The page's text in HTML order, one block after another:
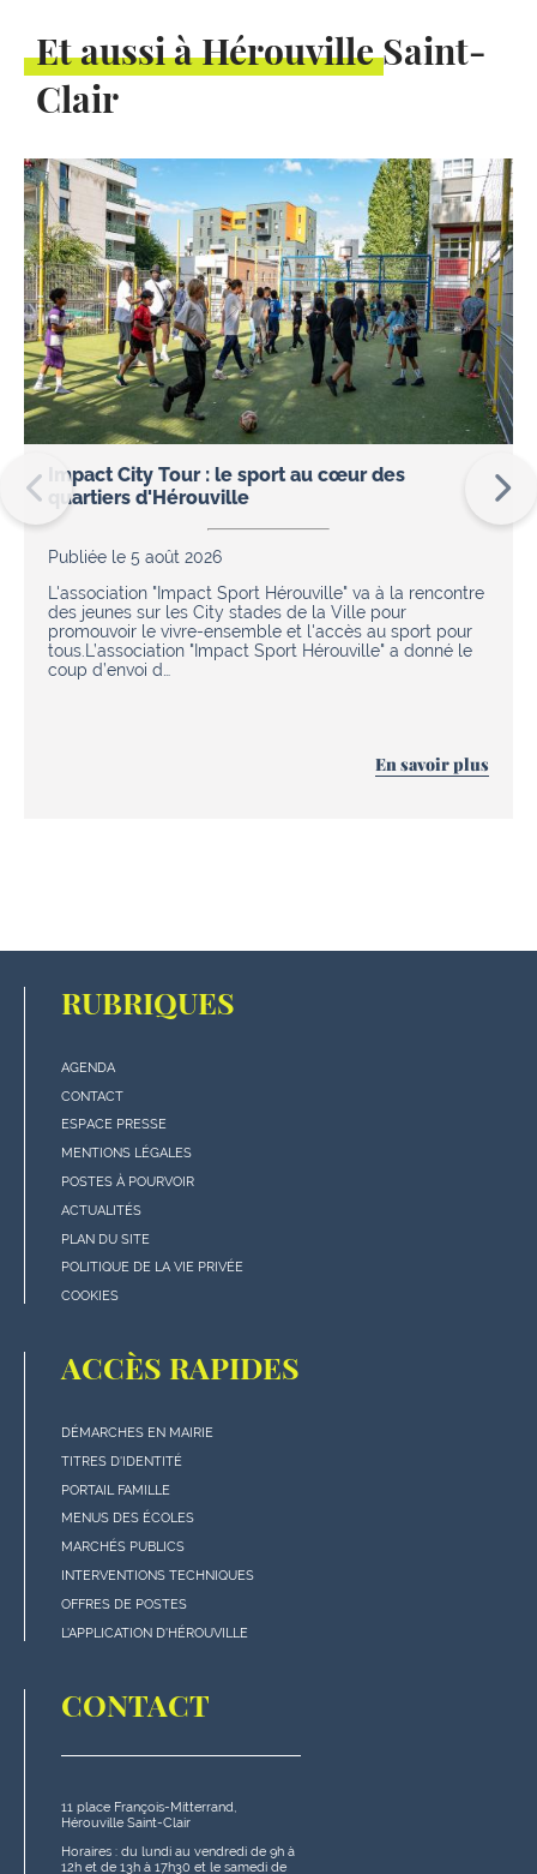
Et aussi à Hérouville Saint-
Clair
Impact City Tour : le sport au cœur des
quartiers d'Hérouville
Publiée le 5 août 2026
L'association "Impact Sport Hérouville" va à la rencontre
des jeunes sur les City stades de la Ville pour
promouvoir le vivre-ensemble et l'accès au sport pour
tous.L’association "Impact Sport Hérouville" a donné le
coup d’envoi d…
En savoir plus
RUBRIQUES
Menu
"rubriques"
en
bas
de
page
AGENDA
CONTACT
ESPACE PRESSE
MENTIONS LÉGALES
POSTES À POURVOIR
ACTUALITÉS
PLAN DU SITE
POLITIQUE DE LA VIE PRIVÉE
COOKIES
ACCÈS RAPIDES
Menu
"Accès
rapides"
en
bas
de
page
DÉMARCHES EN MAIRIE
TITRES D'IDENTITÉ
PORTAIL FAMILLE
MENUS DES ÉCOLES
MARCHÉS PUBLICS
INTERVENTIONS TECHNIQUES
OFFRES DE POSTES
L'APPLICATION D'HÉROUVILLE
CONTACT
11 place François-Mitterrand,
Hérouville Saint-Clair
Horaires : du lundi au vendredi de 9h à
12h et de 13h à 17h30 et le samedi de